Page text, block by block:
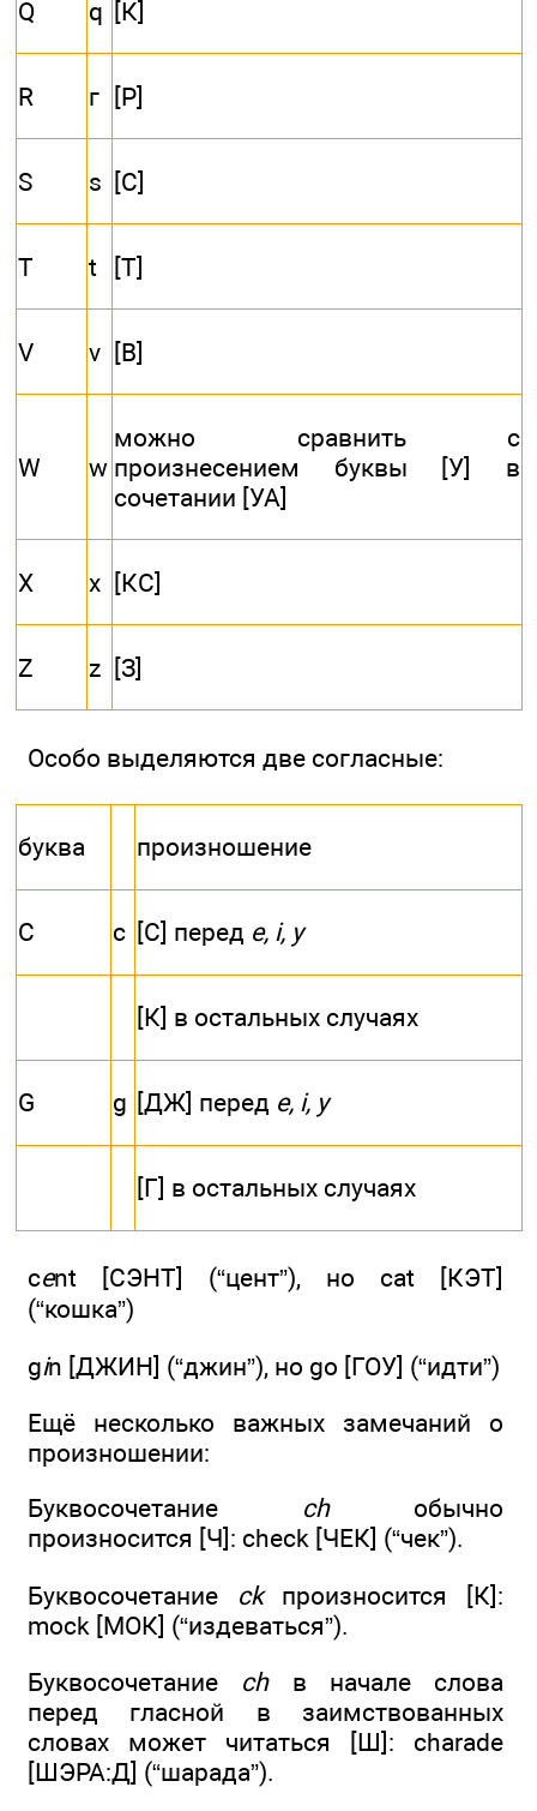
Q q [К]
R г [Р]
S s [С]
T t [Т]
V v [В]
W w
можно сравнить с
произнесением буквы [У] в
сочетании [УА]
X x [КС]
Z z [З]
Особо выделяются две согласные:
буква произношение
С с [С] перед e, i, у
[К] в остальных случаях
G g [ДЖ] перед e, i, у
[Г] в остальных случаях
cent [СЭНТ] (“цент”), но cat [КЭТ]
(“кошка”)
gin [ДЖИН] (“джин”), но go [ГОУ] (“идти”)
Ещё несколько важных замечаний о
произношении:
Буквосочетание chобычно
произносится [Ч]: check [ЧЕК] (“чек”).
Буквосочетание ckпроизносится [К]:
mock [МОК] (“издеваться”).
Буквосочетание chв начале слова
перед гласной в заимствованных
словах может читаться [Ш]: charade
[ШЭРА:Д] (“шарада”).